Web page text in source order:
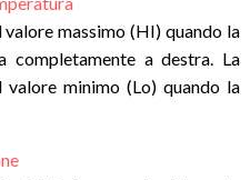
massimo (HI) quando la
completamente a destra. La
minimo (Lo) quando la